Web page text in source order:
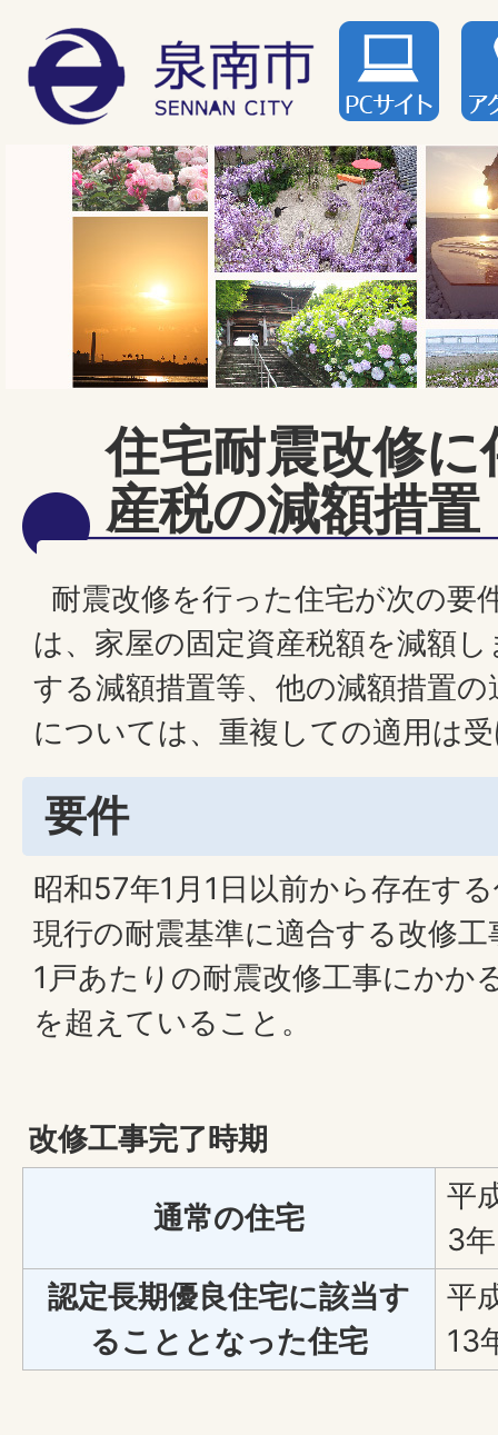
住宅耐震改修
産税の減額措置
耐震改修を行った住宅が次の要
は、家屋の固定資産税額を減額
する減額措置等、他の減額措置
については、重複しての適用は
要件
昭和57年1月1日以前から存在す
現行の耐震基準に適合する改修
1戸あたりの耐震改修工事にかか
を超えていること。
改修工事完了時期
通常の住宅
平
3
認定長期優良住宅に該当す
ることとなった住宅
平
13